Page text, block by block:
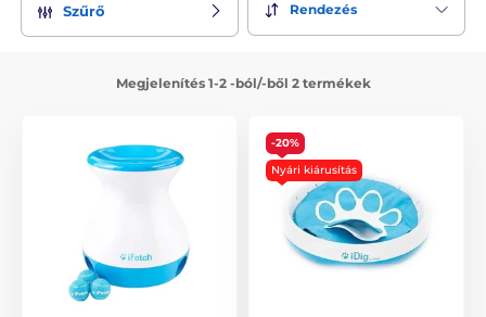
Szűrő Rendezés
Megjelenítés 1-2 -ból/-ből 2 termékek
-20%
Nyári kiárusítás